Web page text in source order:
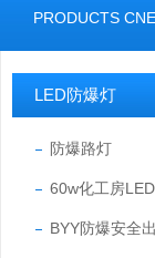
PRODUCTS
LED防爆灯
防爆路灯
60w化工房
BYY防爆安全